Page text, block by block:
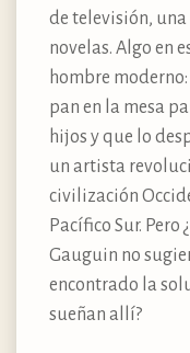
de televisión, una
novelas. Algo en
hombre
pan en la mesa
hijos y que lo
un artista
civilización
Pacífico Sur.
Gauguin no
encontrado la
sueñan allí?